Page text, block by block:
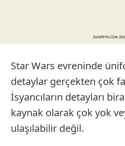
Star Wars evreninde
detaylar gerçekten çok
İsyancıların detayları
kaynak olarak çok yok
ulaşılabilir değil.